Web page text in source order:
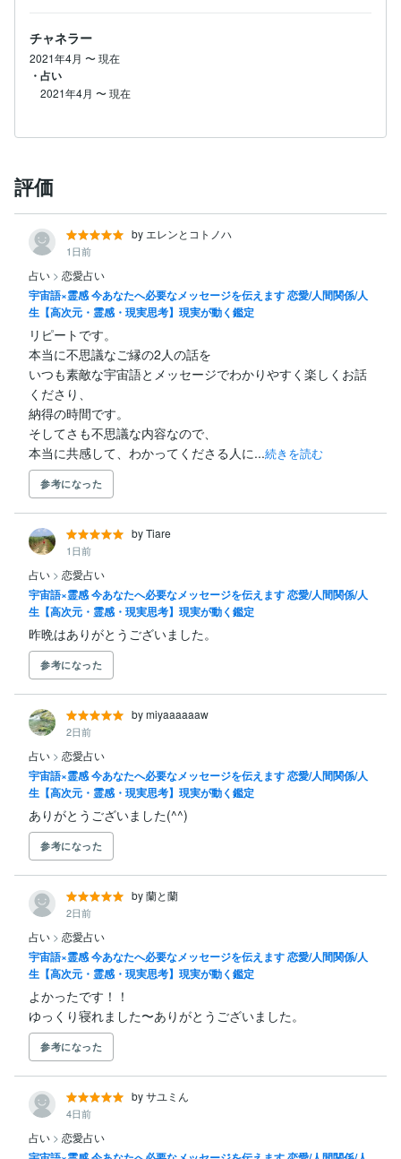
チャネラー
2021年4月 〜現在
・占い
2021年4月 〜現在
評価
by エレンとコトノハ
1日前
占い > 恋愛占い
宇宙語×霊感 今あなたへ必要なメッセージを伝えます 恋愛/人間関係/人
生【高次元・霊感・現実思考】現実が動く鑑定
リピートです。
本当に不思議なご縁の2人の話を
いつも素敵な宇宙語とメッセージでわかりやすく楽しくお話
くださり、
納得の時間です。
そしてさも不思議な内容なので、
本当に共感して、わかってくださる人に...続きを読む
参考になった
by Tiare
1日前
占い > 恋愛占い
宇宙語×霊感 今あなたへ必要なメッセージを伝えます 恋愛/人間関係/人
生【高次元・霊感・現実思考】現実が動く鑑定
昨晩はありがとうございました。
参考になった
by miyaaaaaaw
2日前
占い > 恋愛占い
宇宙語×霊感 今あなたへ必要なメッセージを伝えます 恋愛/人間関係/人
生【高次元・霊感・現実思考】現実が動く鑑定
ありがとうございました(^^)
参考になった
by 蘭と蘭
2日前
占い > 恋愛占い
宇宙語×霊感 今あなたへ必要なメッセージを伝えます 恋愛/人間関係/人
生【高次元・霊感・現実思考】現実が動く鑑定
よかったです！！
ゆっくり寝れました〜ありがとうございました。
参考になった
by サユミん
4日前
占い > 恋愛占い